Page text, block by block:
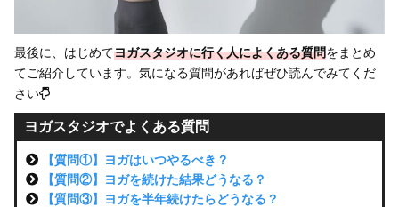
最後に、はじめてヨガスタジオに行く人によくある質問をまとめ
てご紹介しています。気になる質問があればぜひ読んでみてくだ
さい
ヨガスタジオでよくある質問
【質問①】ヨガはいつやるべき？
【質問②】ヨガを続けた結果どうなる？
【質問③】ヨガを半年続けたらどうなる？